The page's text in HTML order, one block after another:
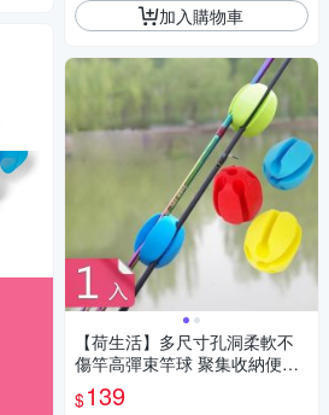
加入購物車
【荷生活】多尺寸孔洞柔軟不
傷竿高彈束竿球 聚集收納便於
攜帶護竿固定器-1入組
$139